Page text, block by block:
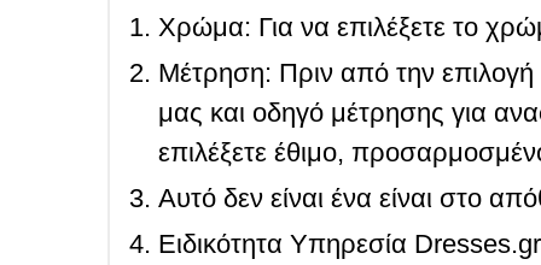
Χρώμα: Για να επιλέξετε το
Μέτρηση: Πριν από την
μας και οδηγό μέτρησης για
επιλέξετε έθιμο,
Αυτό δεν είναι ένα είναι στο
Ειδικότητα Υπηρεσία